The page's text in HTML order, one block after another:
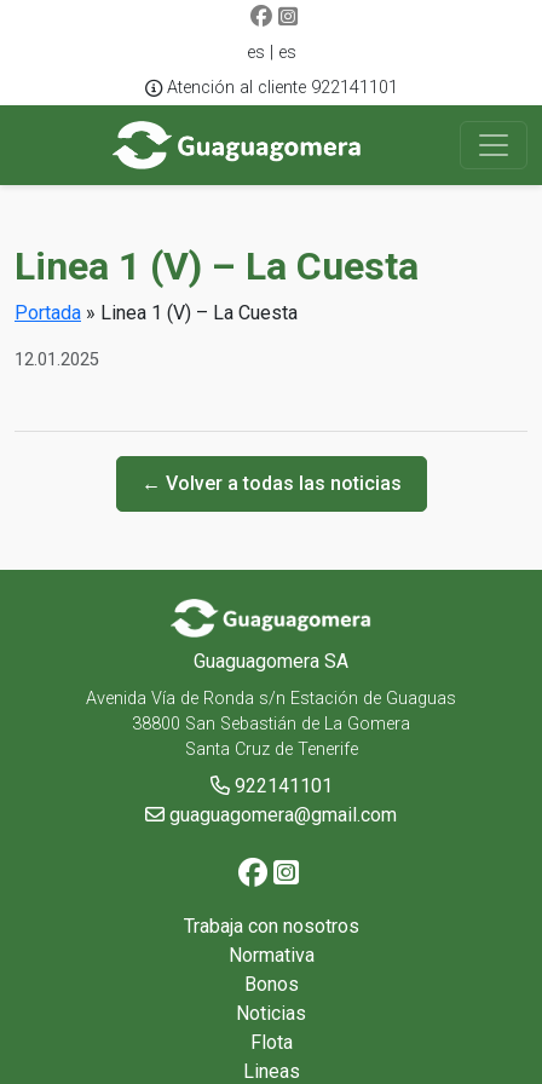
es | es
Atención al cliente 922141101
Linea 1 (V) – La Cuesta
Portada » Linea 1 (V) – La Cuesta
12.01.2025
← Volver a todas las noticias
Guaguagomera SA
Avenida Vía de Ronda s/n Estación de Guaguas
38800 San Sebastián de La Gomera
Santa Cruz de Tenerife
922141101
guaguagomera@gmail.com
Trabaja con nosotros
Normativa
Bonos
Noticias
Flota
Lineas